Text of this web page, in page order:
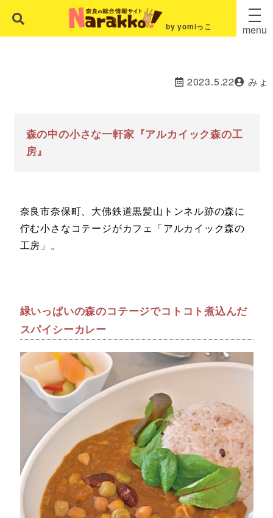
by yomiっこ menu
2023.5.22 みょ
森の中の小さな一軒家『アルカイック森の工
房』
奈良市奈保町、大佛鉄道黒髪山トンネル跡の森に
佇む小さなコテージがカフェ「アルカイック森の
工房」。
緑いっぱいの森のコテージでコトコト煮込んだ
スパイシーカレー